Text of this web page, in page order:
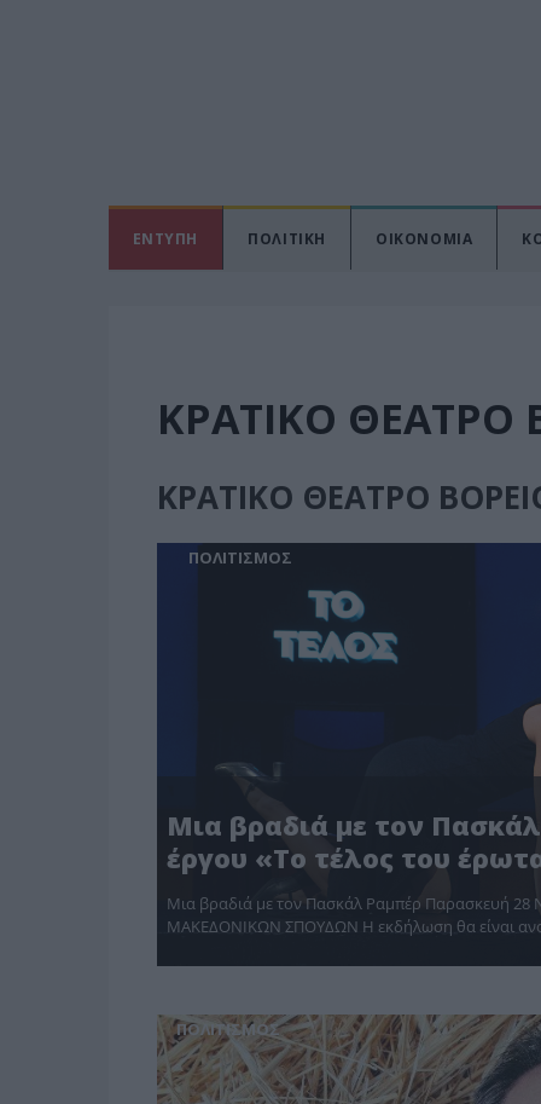
ΕΝΤΥΠΗ ΠΟΛΙΤΙΚΗ ΟΙΚΟΝΟΜΙΑ
ΚΡΑΤΙΚΟ ΘΕΑΤΡΟ
ΚΡΑΤΙΚΟ ΘΕΑΤΡΟ
ΠΟΛΙΤΙΣΜΟΣ
Μια βραδιά με τον
έργου «Το τέλος του
Μια βραδιά με τον Πασκάλ Ραμπέρ Παρασκευή 28
ΜΑΚΕΔΟΝΙΚΩΝ ΣΠΟΥΔΩΝ Η εκδήλωση θα είναι
ΠΟΛΙΤΙΣΜΟΣ